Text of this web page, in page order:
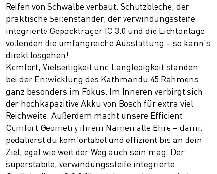
Reifen von Schwalbe verbaut. Schutzbleche, der
praktische Seitenständer, der verwindungssteife
integrierte Gepäckträger IC 3.0 und die Lichtanlage
vollenden die umfangreiche Ausstattung – so kann's
direkt losgehen!
Komfort, Vielseitigkeit und Langlebigkeit standen
bei der Entwicklung des Kathmandu 45 Rahmens
ganz besonders im Fokus. Im Inneren verbirgt sich
der hochkapazitive Akku von Bosch für extra viel
Reichweite. Außerdem macht unsere Efficient
Comfort Geometry ihrem Namen alle Ehre – damit
pedalierst du komfortabel und effizient bis an dein
Ziel, egal wie weit der Weg auch sein mag. Der
superstabile, verwindungssteife integrierte